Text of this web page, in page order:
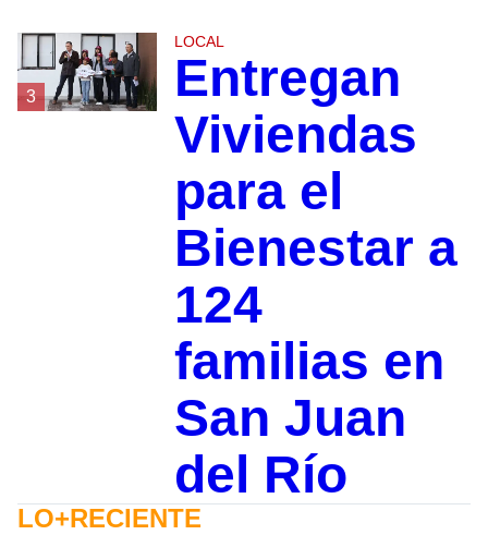
3
LOCAL
Entregan
Viviendas
para el
Bienestar a
124
familias en
San Juan
del Río
LO+RECIENTE